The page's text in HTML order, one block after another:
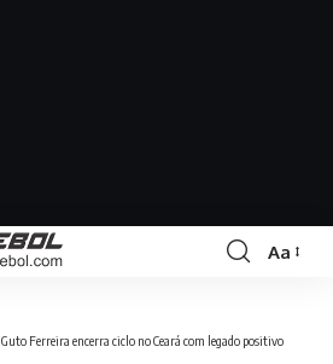
Aa
Guto Ferreira encerra ciclo no Ceará com legado positivo